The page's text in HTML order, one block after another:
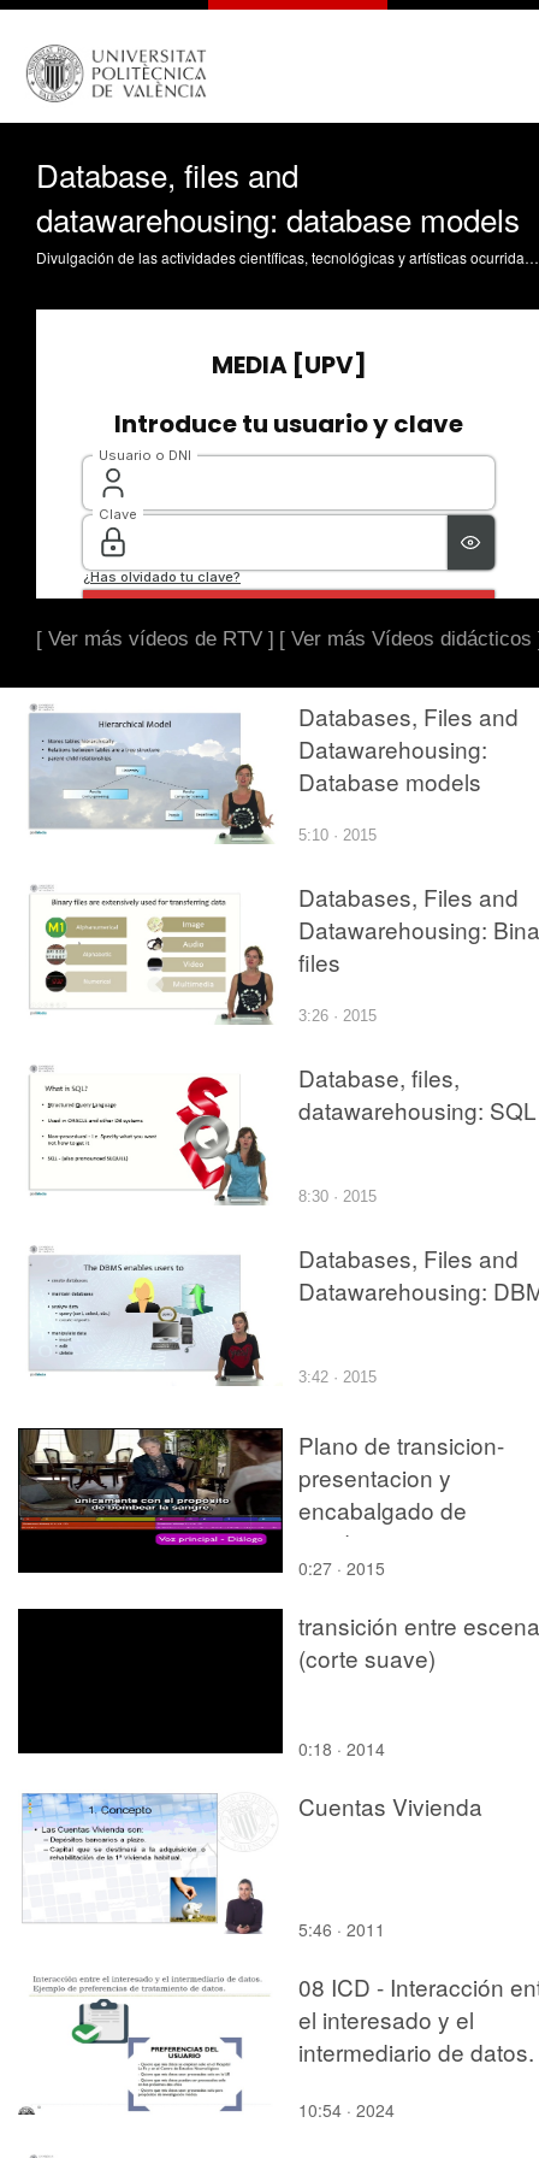
Database, files and
datawarehousing: database models
Divulgación de las actividades científicas, tecnológicas y artísticas ocurridas en los tres campus de la UPV
[ Ver más vídeos de RTV ] [ Ver más Vídeos didácticos
Databases, Files and
Datawarehousing:
Database models
5:10 · 2015
Databases, Files and
Datawarehousing:
files
3:26 · 2015
Database, files,
datawarehousing: SQL
8:30 · 2015
Databases, Files and
Datawarehousing:
3:42 · 2015
Plano de transicion-
presentacion y
encabalgado de
condensacion
0:27 · 2015
transición entre
(corte suave)
0:18 · 2014
Cuentas Vivienda
5:46 · 2011
08 ICD - Interacción
el interesado y el
intermediario de datos.
10:54 · 2024